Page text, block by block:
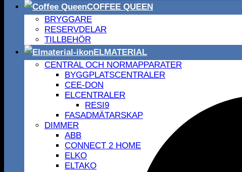
COFFEE QUEEN
BRYGGARE
RESERVDELAR
TILLBEHÖR
ELMATERIAL
CENTRAL OCH NORMAPPARATER
BYGGPLATSCENTRALER
CEE-DON
ELCENTRALER
RESI9
FASADMÄTARSKAP
DIMMER
ABB
CONNECT 2 HOME
ELKO
ELTAKO